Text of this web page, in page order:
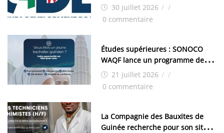
d’aménagement de la zone
industrielle de FANDJE (PAZIF)
30 juillet 2026 / /
0 commentaire
Études supérieures : SONOCO
WAQF lance un programme de
bourses pour la Malaisie
21 juillet 2026 / /
0 commentaire
La Compagnie des Bauxites de
Guinée recherche pour son site